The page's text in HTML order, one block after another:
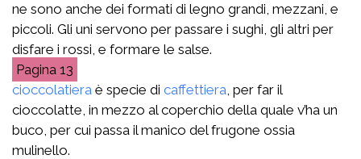
ne sono anche dei formati di legno grandi, mezzani, e
piccoli. Gli uni servono per passare i sughi, gli altri per
disfare i rossi, e formare le salse.
13
cioccolatiera è specie di caffettiera , per far il
cioccolatte, in mezzo al coperchio della quale v’ha un
buco, per cui passa il manico del frugone ossia
mulinello.